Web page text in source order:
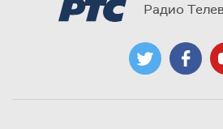
Радио